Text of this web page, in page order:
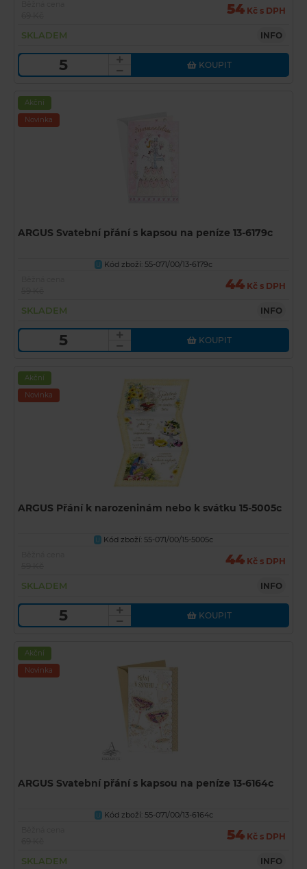
54 Kč s DPH
SKLADEM INFO
KOUPIT
Akční
Novinka
ARGUS Svatební přání s kapsou na peníze 13-6179c
U
Kód zboží: 55-071/00/13-6179c
44 Kč s DPH
SKLADEM INFO
KOUPIT
Akční
Novinka
ARGUS Přání k narozeninám nebo k svátku 15-5005c
U
Kód zboží: 55-071/00/15-5005c
44 Kč s DPH
SKLADEM INFO
KOUPIT
Akční
Novinka
ARGUS Svatební přání s kapsou na peníze 13-6164c
U Kód zboží: 55-071/00/13-6164c
54 Kč s DPH
SKLADEM INFO